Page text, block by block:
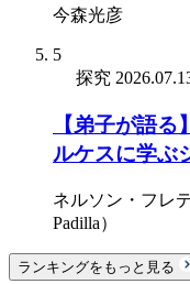
今森光彦
5
探究
【弟子が語
ルケスに学ぶ
ネルソン・フレ
Padilla）
ランキングをもっと見る